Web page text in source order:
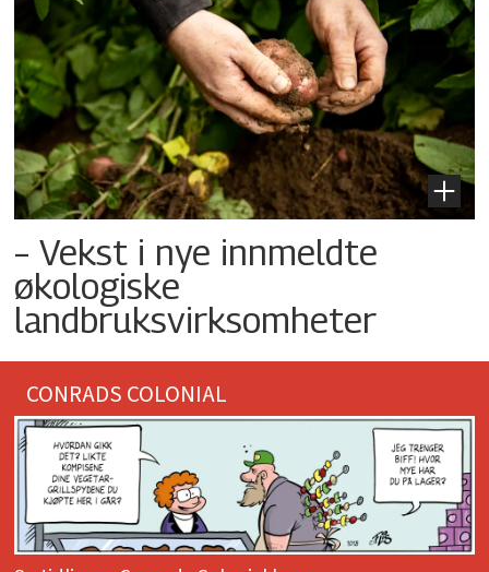
– Vekst i nye innmeldte
økologiske
landbruksvirksomheter
CONRADS COLONIAL